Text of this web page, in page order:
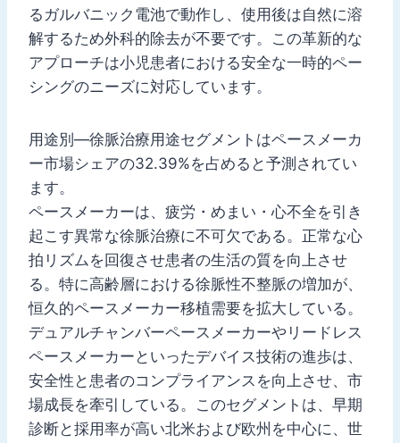
るガルバニック電池で動作し、使用後は自然に溶
解するため外科的除去が不要です。この革新的な
アプローチは小児患者における安全な一時的ペー
シングのニーズに対応しています。
用途別―徐脈治療用途セグメントはペースメーカ
ー市場シェアの32.39%を占めると予測されてい
ます。
ペースメーカーは、疲労・めまい・心不全を引き
起こす異常な徐脈治療に不可欠である。正常な心
拍リズムを回復させ患者の生活の質を向上させ
る。特に高齢層における徐脈性不整脈の増加が、
恒久的ペースメーカー移植需要を拡大している。
デュアルチャンバーペースメーカーやリードレス
ペースメーカーといったデバイス技術の進歩は、
安全性と患者のコンプライアンスを向上させ、市
場成長を牽引している。このセグメントは、早期
診断と採用率が高い北米および欧州を中心に、世